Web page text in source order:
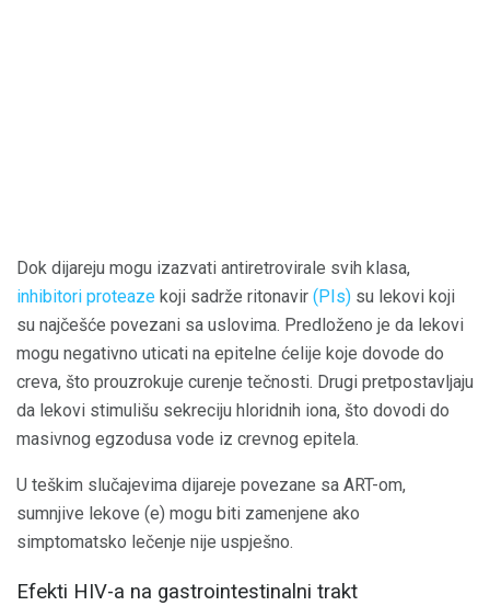
Dok dijareju mogu izazvati antiretrovirale svih klasa,
inhibitori proteaze koji sadrže ritonavir (PIs) su lekovi koji
su najčešće povezani sa uslovima. Predloženo je da lekovi
mogu negativno uticati na epitelne ćelije koje dovode do
creva, što prouzrokuje curenje tečnosti. Drugi pretpostavljaju
da lekovi stimulišu sekreciju hloridnih iona, što dovodi do
masivnog egzodusa vode iz crevnog epitela.
U teškim slučajevima dijareje povezane sa ART-om,
sumnjive lekove (e) mogu biti zamenjene ako
simptomatsko lečenje nije uspješno.
Efekti HIV-a na gastrointestinalni trakt